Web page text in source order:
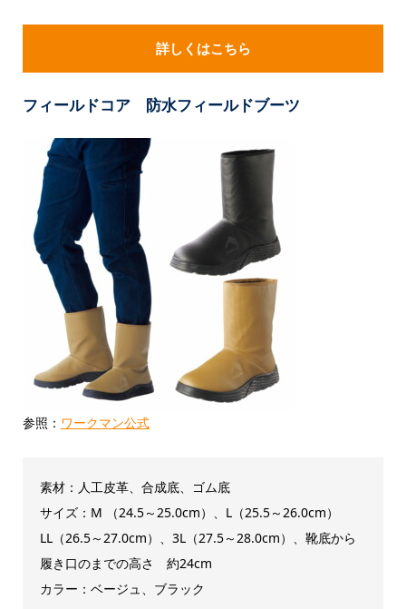
詳しくはこちら
フィールドコア 防水フィールドブーツ
参照： ワークマン公式
素材：人工皮革、合成底、ゴム底
サイズ：M （24.5～25.0cm）、L（25.5～26.0cm）
LL（26.5～27.0cm）、3L（27.5～28.0cm）、靴底から
履き口のまでの高さ 約24cm
カラー：ベージュ、ブラック